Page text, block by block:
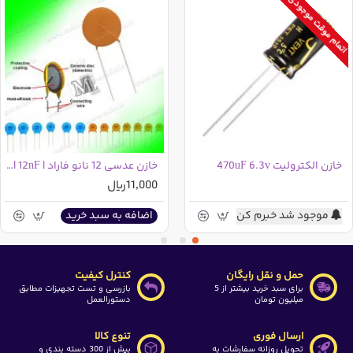
ارتفاع : 41 میلی متر
قطر: 25میلی متر
مشخصات خازن الکترولیت 220 میکرو فاراد 450 ولت ساخت
ارتفاع : 36.2 میلی متر
قطر: 30.5میلی متر
اتمام موقت موجودی
خازن الکترولیت 470uF 6.3v
موجود شد خبرم کن
خازن عدسی 12 نانو فاراد | 12nF | کد 123
11,000ریال
اضافه به سبد خرید
حمل و نقل رایگان
برای سبد خرید بیشتر از 5
میلیون تومان
کنترل کیفیت
بازرسی و تست تجهیزات مطابق
دستورالعمل
ارسال فوری
تحویل روزانه سفارشات به
تنوع کالا
بیش از 300 دسته بندی و